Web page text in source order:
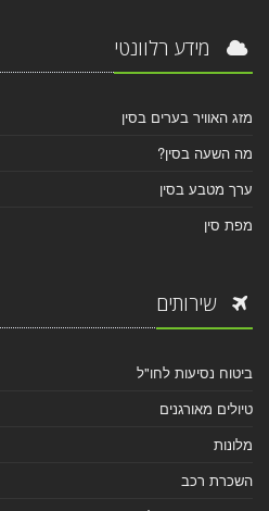
מידע רלוונטי
מזג האוויר בערים בסין
מה השעה בסין?
ערך מטבע בסין
מפת סין
שירותים
ביטוח נסיעות לחו"ל
טיולים מאורגנים
מלונות
השכרת רכב